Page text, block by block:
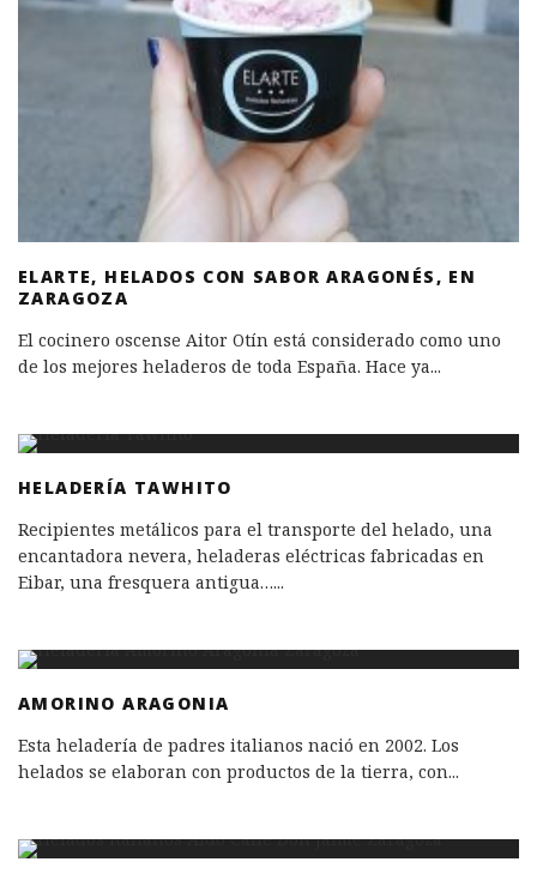
ELARTE, HELADOS CON SABOR ARAGONÉS, EN
ZARAGOZA
El cocinero oscense Aitor Otín está considerado como uno
de los mejores heladeros de toda España. Hace ya...
HELADERÍA TAWHITO
Recipientes metálicos para el transporte del helado, una
encantadora nevera, heladeras eléctricas fabricadas en
Eibar, una fresquera antigua…...
AMORINO ARAGONIA
Esta heladería de padres italianos nació en 2002. Los
helados se elaboran con productos de la tierra, con...